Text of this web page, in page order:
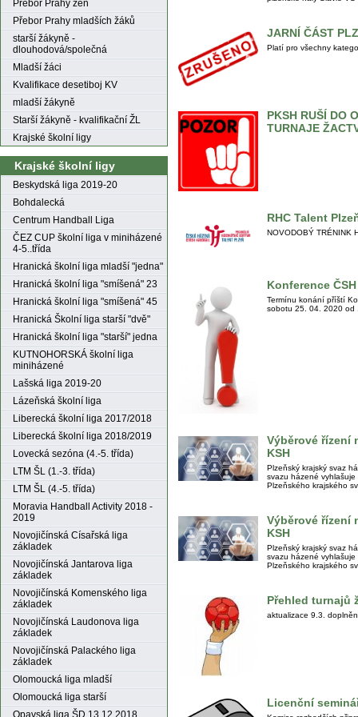
Přebor Prahy žen
Přebor Prahy mladších žáků
starší žákyně -
dlouhodová/společná
Mladší žáci
Kvalifikace desetiboj KV
mladší žákyně
Starší žákyně - kvalifikační ŽL
Krajské školní ligy
Krajské školní ligy
Beskydská liga 2019-20
Bohdalecká
Centrum Handball Liga
ČEZ CUP školní liga v miniházené
4-5..třída
Hranická školní liga mladší "jedna"
Hranická školní liga "smíšená" 23
Hranická školní liga "smíšená" 45
Hranická Školní liga starší "dvě"
Hranická školní liga "starší" jedna
KUTNOHORSKÁ školní liga
miniházené
Lašská liga 2019-20
Lázeňská školní liga
Liberecká školní liga 2017/2018
Liberecká školní liga 2018/2019
Lovecká sezóna (4.-5. třída)
LTM ŠL (1.-3. třída)
LTM ŠL (4.-5. třída)
Moravia Handball Activity 2018 -
2019
Novojičínská Císařská liga
základek
Novojičínská Jantarova liga
základek
Novojičínská Komenského liga
základek
Novojičínská Laudonova liga
základek
Novojičínská Palackého liga
základek
Olomoucká liga mladší
Olomoucká liga starší
Opavská liga ŠD 13.12.2018
JARNÍ ČÁST
Platí pro všechny
PKSH RUŠÍ DO
TURNAJE
RHC Talent
NOVODOBÝ TRÉNINK
Konference
Termínu konání příští
sobotu 25. 04. 2020 od
Výběrové řízení
KSH
Plzeňský krajský svaz
svazu házené
Plzeňského krajského
Výběrové řízení
KSH
Plzeňský krajský svaz
svazu házené
Plzeňského krajského
Přehled turnajů
aktualizace 9.3.
Licenční